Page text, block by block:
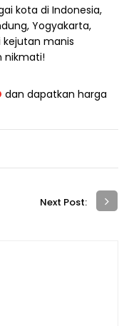
kota di Indonesia,
Yogyakarta,
manis
nikmati!
dan dapatkan harga
Next Post: